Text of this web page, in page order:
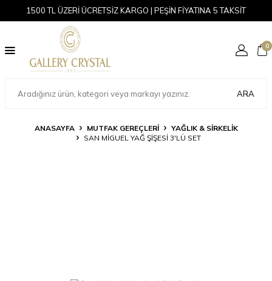
1500 TL ÜZERİ ÜCRETSİZ KARGO | PEŞİN FİYATINA 5 TAKSİT
ARA
0
ANASAYFA MUTFAK GEREÇLERİ
YAĞLIK & SIRKELIK
SAN MIGUEL YAĞ ŞIŞESI 3'LÜ SET